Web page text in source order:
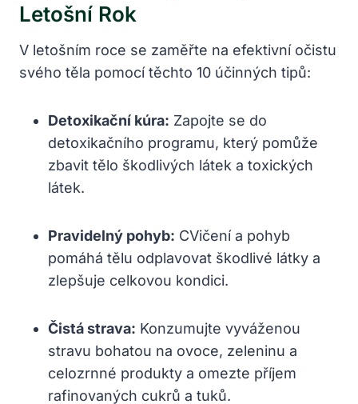
Letošní Rok
V⁤ letošním‌ roce⁢ se zaměřte na efektivní‌ očistu
svého ​těla pomocí ​těchto 10 účinných tipů:
Detoxikační kúra: ​Zapojte se⁣ do
detoxikačního programu, ​který pomůže
zbavit ⁢tělo škodlivých látek ⁢a toxických
látek.
Pravidelný pohyb: CVičení ⁣a pohyb
pomáhá tělu odplavovat škodlivé ⁣látky a ​
zlepšuje celkovou‌ kondici.
Čistá ⁤strava: ‍Konzumujte vyváženou
stravu bohatou na ovoce, zeleninu a
celozrnné produkty a omezte ⁢příjem
⁤rafinovaných cukrů a tuků.